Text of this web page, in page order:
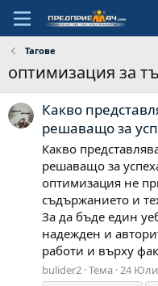
Тагове
оптимизация за
Какво
решаващо за
Какво
решаващо за
оптимизация не
съдържанието и
За да бъде един
надежден и
работи и върху
bulider2 Тема 24 Юли